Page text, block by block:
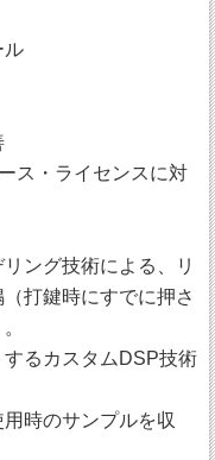
ル
ス・ライセンスに対
ング技術による、リ
打鍵時にすでに押さ
するカスタムDSP技術
時のサンプルを収